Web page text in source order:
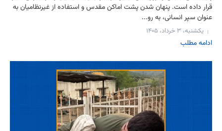
قرار داده است. پنهان شدن پشت اماکن مقدس و استفاده از غیرنظامیان به
عنوان سپر انسانی، به رو...
یکشنبه، ۳ خرداد، ۱۴۰۵
ادامه مطلب